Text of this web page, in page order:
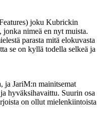
joku Kubrickin
jonka nimeä en nyt muista.
parasta mitä elokuvasta
se on kyllä todella selkeä ja
ja JariM:n mainitsemat
hyväksihavaittu. Suurin osa
on ollut mielenkiintoista